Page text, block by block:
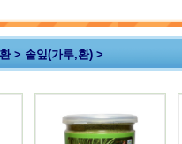
> 솔잎(가루,환) >